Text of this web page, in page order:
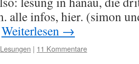
alle infos, hier. (simon
Weiterlesen →
Lesungen | 11 Kommentare